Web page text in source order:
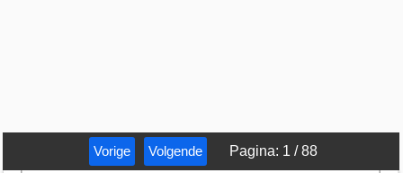
Vorige Volgende Pagina: 1 /88